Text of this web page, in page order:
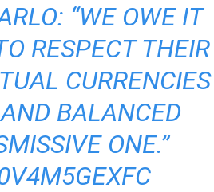
“WE OWE IT
RESPECT THEIR
CURRENCIES
BALANCED
ONE.”